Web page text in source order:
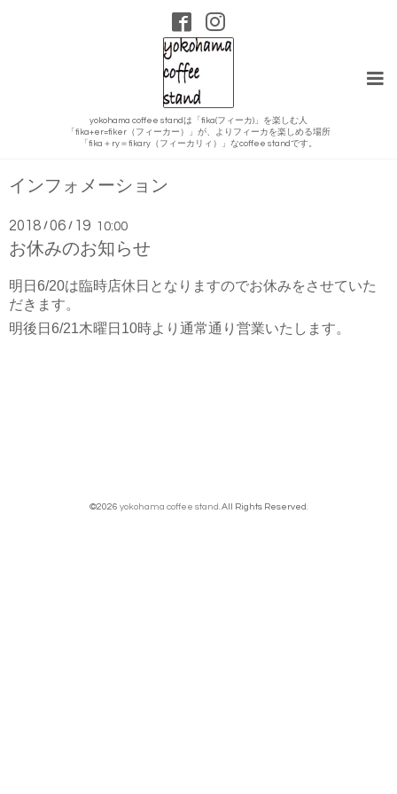
yokohama coffee standは「fika(フィーカ)」を楽しむ人
「fika+er=fiker（フィーカー）」が、よりフィーカを楽しめる場所
「fika＋ry＝fikary（フィーカリィ）」なcoffee standです。
インフォメーション
2018 /06 / 19 10:00
お休みのお知らせ
明日6/20は臨時店休日となりますのでお休みをさせていた
だきます。
明後日 6/21木曜日10時より通常通り営業いたします。
©2026 yokohama coffee stand. All Rights Reserved.